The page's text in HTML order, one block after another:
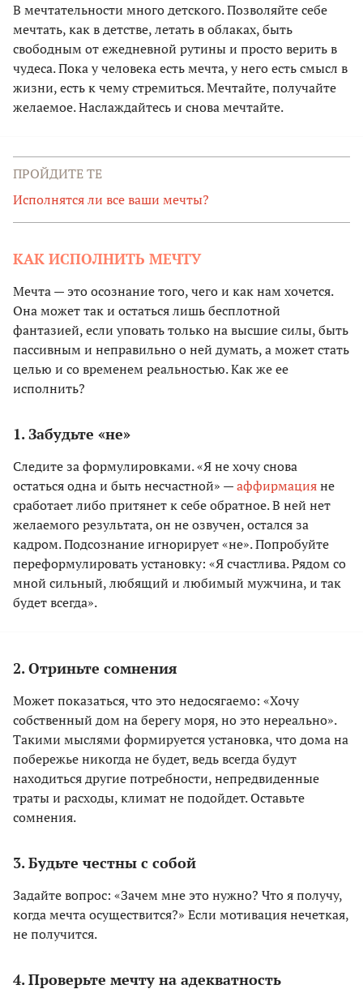
В мечтательности много детского. Позволяйте себе
мечтать, как в детстве, летать в облаках, быть
свободным от ежедневной рутины и просто верить в
чудеса. Пока у человека есть мечта, у него есть смысл в
жизни, есть к чему стремиться. Мечтайте, получайте
желаемое. Наслаждайтесь и снова мечтайте.
ПРОЙДИТЕ ТЕ
Исполнятся ли все ваши мечты?
КАК ИСПОЛНИТЬ МЕЧТУ
Мечта — это осознание того, чего и как нам хочется.
Она может так и остаться лишь бесплотной
фантазией, если уповать только на высшие силы, быть
пассивным и неправильно о ней думать, а может стать
целью и со временем реальностью. Как же ее
исполнить?
1. Забудьте «не»
Следите за формулировками. «Я не хочу снова
остаться одна и быть несчастной» —аффирмацияне
сработает либо притянет к себе обратное. В ней нет
желаемого результата, он не озвучен, остался за
кадром. Подсознание игнорирует «не». Попробуйте
переформулировать установку: «Я счастлива. Рядом со
мной сильный, любящий и любимый мужчина, и так
будет всегда».
2. Отриньте сомнения
Может показаться, что это недосягаемо: «Хочу
собственный дом на берегу моря, но это нереально».
Такими мыслями формируется установка, что дома на
побережье никогда не будет, ведь всегда будут
находиться другие потребности, непредвиденные
траты и расходы, климат не подойдет. Оставьте
сомнения.
3. Будьте честны с собой
Задайте вопрос: «Зачем мне это нужно? Что я получу,
когда мечта осуществится?» Если мотивация нечеткая,
не получится.
4. Проверьте мечту на адекватность